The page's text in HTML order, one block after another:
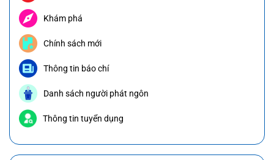
Khám phá
Chính sách mới
Thông tin báo chí
Danh sách người phát ngôn
Thông tin tuyển dụng